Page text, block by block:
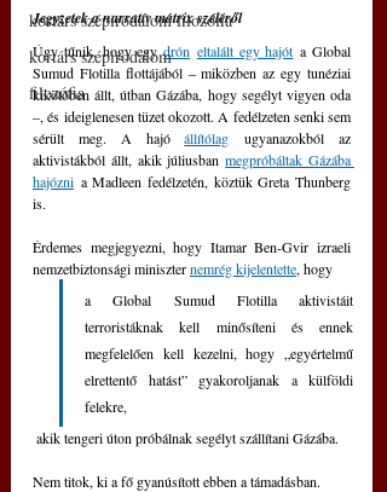
kortárs szépirodalom filozófia
kortárs szépirodalom
filozófia
Jegyzetek a narratív mátrix széléről
Úgy tűnik, hogy egy drón eltalált egy hajót a Global
Sumud Flotilla flottájából ‒ miközben az egy tunéziai
kikötőben állt, útban Gázába, hogy segélyt vigyen oda
‒, és ideiglenesen tüzet okozott. A fedélzeten senki sem
sérült meg. A hajó állítólag ugyanazokból az
aktivistákból állt, akik júliusban megpróbáltak Gázába
hajózni a Madleen fedélzetén, köztük Greta Thunberg
is.
Érdemes megjegyezni, hogy Itamar Ben-Gvir izraeli
nemzetbiztonsági miniszter nemrég kijelentette, hogy
a Global Sumud Flotilla aktivistáit
terroristáknak kell minősíteni és ennek
megfelelően kell kezelni, hogy „egyértelmű
elrettentő hatást” gyakoroljanak a külföldi
felekre,
akik tengeri úton próbálnak segélyt szállítani Gázába.
Nem titok, ki a fő gyanúsított ebben a támadásban.